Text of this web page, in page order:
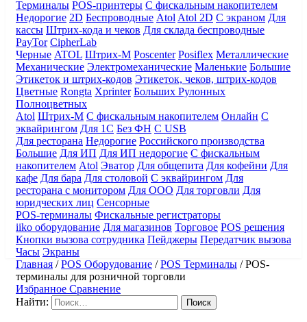
Терминалы POS-принтеры С фискальным накопителем
Недорогие 2D Беспроводные Atol Atol 2D С экраном Для
кассы Штрих-кода и чеков Для склада беспроводные
PayTor CipherLab
Черные ATOL Штрих-М Poscenter Posiflex Металлические
Механические Электромеханические Маленькие Большие
Этикеток и штрих-кодов Этикеток, чеков, штрих-кодов
Цветные Rongta Xprinter Больших Рулонных
Полноцветных
Atol Штрих-М С фискальным накопителем Онлайн С
эквайрингом Для 1С Без ФН С USB
Для ресторана Недорогие Российского производства
Большие Для ИП Для ИП недорогие С фискальным
накопителем Atol Эватор Для общепита Для кофейни Для
кафе Для бара Для столовой С эквайрингом Для
ресторана с монитором Для ООО Для торговли Для
юридческих лиц Сенсорные
POS-терминалы Фискальные регистраторы
iiko оборудование Для магазинов Торговое POS решения
Кнопки вызова сотрудника Пейджеры Передатчик вызова
Часы Экраны
Главная /POS Оборудование /POS Терминалы /POS-
терминалы для розничной торговли
Избранное Сравнение
Найти: